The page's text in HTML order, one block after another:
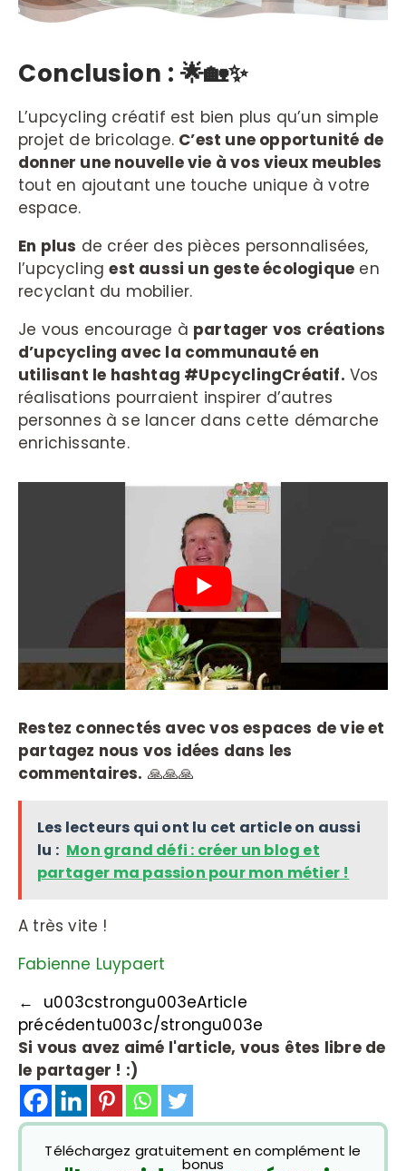
Conclusion : 🌟🏡✨
L’upcycling créatif est bien plus qu’un simple
projet de bricolage. C’est une opportunité de
donner une nouvelle vie à vos vieux meubles
tout en ajoutant une touche unique à votre
espace.
En plus de créer des pièces personnalisées,
l’upcyclingest aussi un geste écologique en
recyclant du mobilier.
Je vous encourage à partager vos créations
d’upcycling avec la communauté en
utilisant le hashtag #UpcyclingCréatif. Vos
réalisations pourraient inspirer d’autres
personnes à se lancer dans cette démarche
enrichissante.
Restez connectés avec vos espaces de vie et
partagez nous vos idées dans les
commentaires. 🙏🙏🙏
Les lecteurs qui ont lu cet article on aussi
lu : Mon grand défi : créer un blog et
partager ma passion pour mon métier !
A très vite !
Fabienne Luypaert
←
u003cstrongu003eArticle
précédentu003c/strongu003e
Si vous avez aimé l'article, vous êtes libre de
le partager ! :)
Téléchargez gratuitement en complément le
bonus